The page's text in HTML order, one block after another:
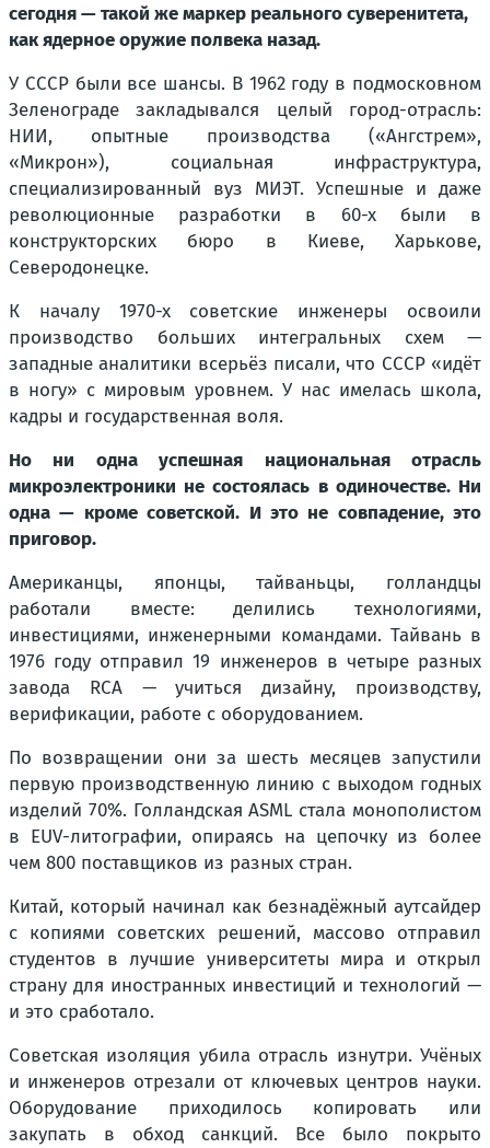
сегодня — такой же маркер реального суверенитета,
как ядерное оружие полвека назад.
У СССР были все шансы. В 1962 году в подмосковном
Зеленограде закладывался целый город-отрасль:
НИИ, опытные производства («Ангстрем»,
«Микрон»), социальная инфраструктура,
специализированный вуз МИЭТ. Успешные и даже
революционные разработки в 60-х были в
конструкторских бюро в Киеве, Харькове,
Северодонецке.
К началу 1970-х советские инженеры освоили
производство больших интегральных схем —
западные аналитики всерьёз писали, что СССР «идёт
в ногу» с мировым уровнем. У нас имелась школа,
кадры и государственная воля.
Но ни одна успешная национальная отрасль
микроэлектроники не состоялась в одиночестве. Ни
одна — кроме советской. И это не совпадение, это
приговор.
Американцы, японцы, тайваньцы, голландцы
работали вместе: делились технологиями,
инвестициями, инженерными командами. Тайвань в
1976 году отправил 19 инженеров в четыре разных
завода RCA — учиться дизайну, производству,
верификации, работе с оборудованием.
По возвращении они за шесть месяцев запустили
первую производственную линию с выходом годных
изделий 70%. Голландская ASML стала монополистом
в EUV-литографии, опираясь на цепочку из более
чем 800 поставщиков из разных стран.
Китай, который начинал как безнадёжный аутсайдер
с копиями советских решений, массово отправил
студентов в лучшие университеты мира и открыл
страну для иностранных инвестиций и технологий —
и это сработало.
Советская изоляция убила отрасль изнутри. Учёных
и инженеров отрезали от ключевых центров науки.
Оборудование приходилось копировать или
закупать в обход санкций. Все было покрыто